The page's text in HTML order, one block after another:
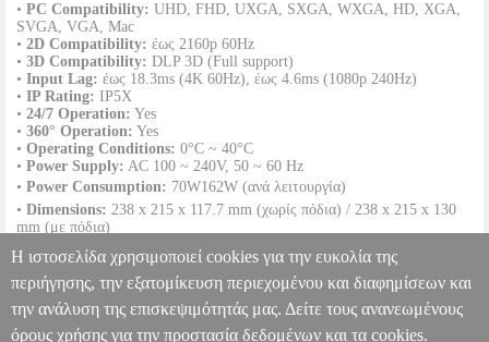
• PC Compatibility: UHD, FHD, UXGA, SXGA, WXGA, HD, XGA,
SVGA, VGA, Mac
• 2D Compatibility: έως 2160p 60Hz
• 3D Compatibility: DLP 3D (Full support)
• Input Lag: έως 18.3ms (4K 60Hz), έως 4.6ms (1080p 240Hz)
• IP Rating: IP5X
• 24/7 Operation: Yes
• 360° Operation: Yes
• Operating Conditions: 0°C ~ 40°C
• Power Supply: AC 100 ~ 240V, 50 ~ 60 Hz
• Power Consumption: 70W162W (ανά λειτουργία)
• Dimensions: 238 x 215 x 117.7 mm (χωρίς πόδια) / 238 x 215 x 130
mm (με πόδια)
• Gross Weight:4.5 kg
•In the Box:AC power cord, Remote control, Basic user manual
PROJECTOR OPTOMA PHOTON LIFE PK32 4K 4 LED 1100
ANSI PER.291082 PER.291082 OPTOMA OPTOMA
Η ιστοσελίδα χρησιμοποιεί cookies για την ευκολία της
περιήγησης, την εξατομίκευση περιεχομένου και διαφημίσεων και
την ανάλυση της επισκεψιμότητάς μας. Δείτε τους ανανεωμένους
όρους χρήσης για την προστασία δεδομένων και τα cookies.